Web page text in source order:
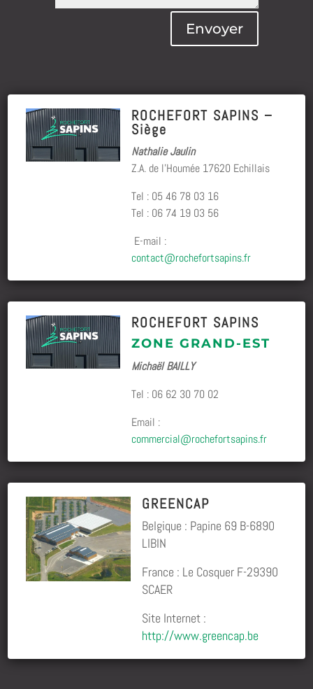
Envoyer
ROCHEFORT SAPINS –
Siège
Nathalie Jaulin
Z.A. de l’Houmée 17620 Echillais
Tel : 05 46 78 03 16
Tel : 06 74 19 03 56
E-mail :
contact@rochefortsapins.fr
ROCHEFORT SAPINS
ZONE GRAND-EST
Michaël BAILLY
Tel : 06 62 30 70 02
Email :
commercial@rochefortsapins.fr
GREENCAP
Belgique : Papine 69 B-6890
LIBIN
France : Le Cosquer F-29390
SCAER
Site Internet :
http://www.greencap.be